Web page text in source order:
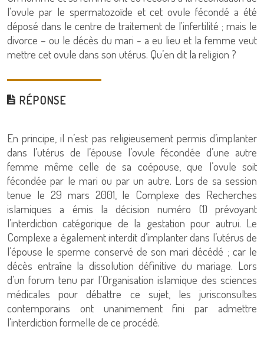
l'ovule par le spermatozoïde et cet ovule fécondé a été
déposé dans le centre de traitement de l'infertilité ; mais le
divorce – ou le décès du mari - a eu lieu et la femme veut
mettre cet ovule dans son utérus. Qu’en dit la religion ?
RÉPONSE
En principe, il n’est pas religieusement permis d’implanter
dans l’utérus de l’épouse l’ovule fécondée d’une autre
femme même celle de sa coépouse, que l’ovule soit
fécondée par le mari ou par un autre. Lors de sa session
tenue le 29 mars 2001, le Complexe des Recherches
islamiques a émis la décision numéro (1) prévoyant
l’interdiction catégorique de la gestation pour autrui. Le
Complexe a également interdit d’implanter dans l’utérus de
l’épouse le sperme conservé de son mari décédé ; car le
décès entraîne la dissolution définitive du mariage. Lors
d’un forum tenu par l’Organisation islamique des sciences
médicales pour débattre ce sujet, les jurisconsultes
contemporains ont unanimement fini par admettre
l’interdiction formelle de ce procédé.